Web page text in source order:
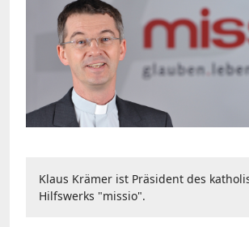
Klaus Krämer ist Präsident des
Hilfswerks "missio".